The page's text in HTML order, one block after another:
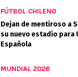
FÚTBOL CHILENO
Dejan de mentiroso a
su nuevo estadio para
Española
MUNDIAL 2026